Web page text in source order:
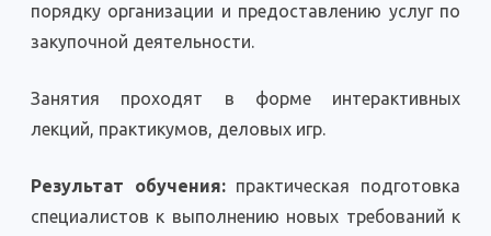
порядку организации и предоставлению услуг по
закупочной деятельности.
Занятия проходят в форме интерактивных
лекций, практикумов, деловых игр.
Результат обучения:практическая подготовка
специалистов к выполнению новых требований к